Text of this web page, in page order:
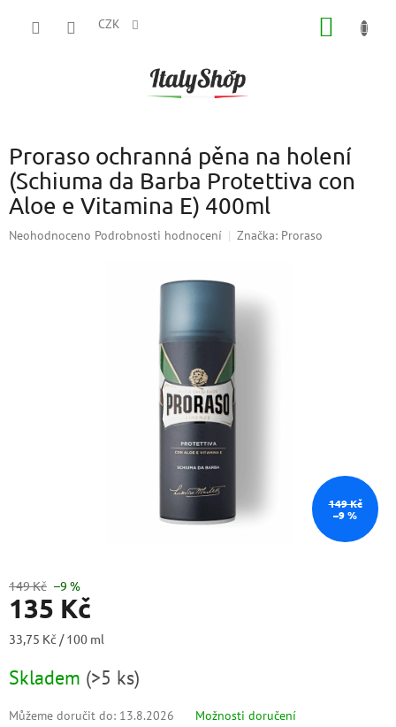
CZK
Proraso ochranná pěna na holení
(Schiuma da Barba Protettiva con
Aloe e Vitamina E) 400ml
Průměrné
Neohodnoceno Podrobnosti hodnocení Značka: Proraso
149 Kč
–9 %
149 Kč –9 %
135 Kč
Měrná
33,75 Kč / 100 ml
Skladem (>5 ks)
Můžeme doručit do: 13.8.2026 Možnosti doručení